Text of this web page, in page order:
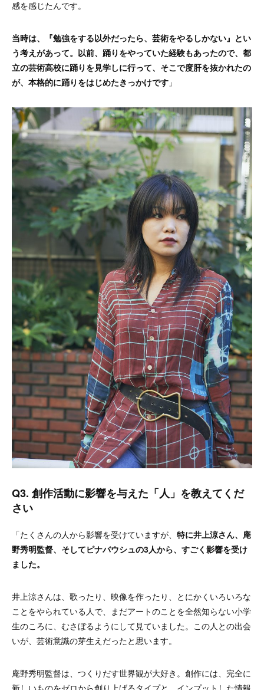
感を感じたんです。
当時は、『勉強をする以外だったら、芸術をやるしかない』とい
う考えがあって。以前、踊りをやっていた経験もあったので、都
立の芸術高校に踊りを見学しに行って、そこで度肝を抜かれたの
が、本格的に踊りをはじめたきっかけです 」
Q3. 創作活動に影響を与えた「人」を教えてくだ
さい
「たくさんの人から影響を受けていますが、 特に井上涼さん、庵
野秀明監督、そしてピナバウシュの3人から、すごく影響を受け
ました。
井上涼さんは、歌ったり、映像を作ったり、とにかくいろいろな
ことをやられている人で、まだアートのことを全然知らない小学
生のころに、むさぼるようにして見ていました。この人との出会
いが、芸術意識の芽生えだったと思います。
庵野秀明監督は、つくりだす世界観が大好き。創作には、完全に